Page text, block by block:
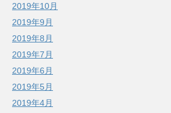
2019年10月
2019年9月
2019年8月
2019年7月
2019年6月
2019年5月
2019年4月